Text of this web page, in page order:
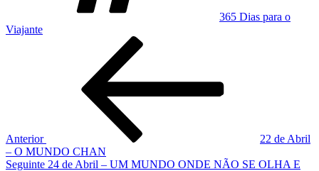
365 Dias para o
Viajante
Anterior
22 de Abril
– O MUNDO CHAN
Seguinte 24 de Abril – UM MUNDO ONDE NÃO SE OLHA E